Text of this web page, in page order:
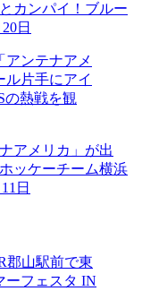
カンパイ！ブルー
日
アメリカ」が出
ッケーチーム横浜
日